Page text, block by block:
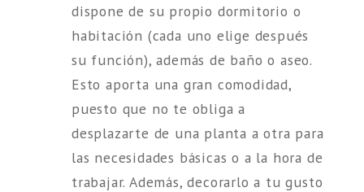
dispone de su propio dormitorio o
habitación (cada uno elige después
su función), además de baño o aseo.
Esto aporta una gran comodidad,
puesto que no te obliga a
desplazarte de una planta a otra para
las necesidades básicas o a la hora de
trabajar. Además, decorarlo a tu gusto